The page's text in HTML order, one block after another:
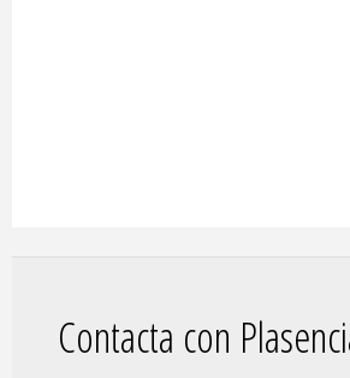
Contacta con